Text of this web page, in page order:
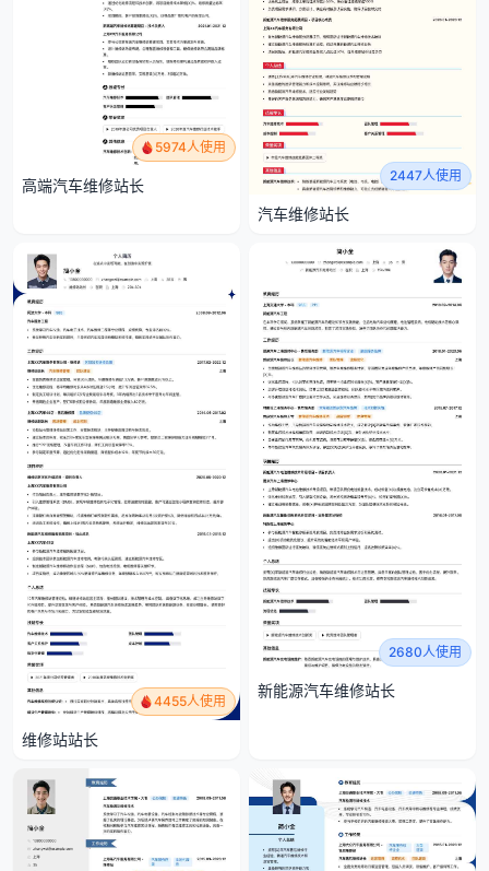
5974人使用
高端汽车维修站长
2447人使用
汽车维修站长
4455人使用
维修站站长
2680人使用
新能源汽车维修站长